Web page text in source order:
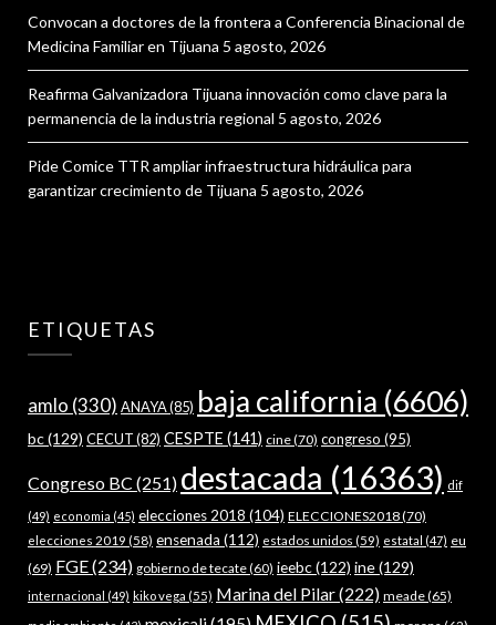
Convocan a doctores de la frontera a Conferencia Binacional de
Medicina Familiar en Tijuana 5 agosto, 2026
Reafirma Galvanizadora Tijuana innovación como clave para la
permanencia de la industria regional 5 agosto, 2026
Pide Comice TTR ampliar infraestructura hidráulica para
garantizar crecimiento de Tijuana 5 agosto, 2026
ETIQUETAS
amlo (330) ANAYA(85) baja california (6606)
bc(129) CECUT(82) CESPTE (141) cine(70) congreso (95)
Congreso BC (251) destacada (16363) dif
(49) economia (45) elecciones 2018 (104) ELECCIONES2018(70)
elecciones 2019 (58) ensenada (112) estados unidos (59) estatal (47) eu
(69) FGE(234) gobierno de tecate(60) ieebc(122) ine(129)
internacional (49) kiko vega (55) Marina del Pilar(222) meade(65)